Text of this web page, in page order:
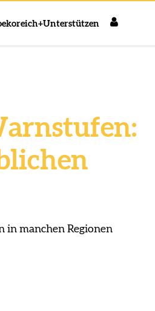
Unterstützen
in manchen Regionen